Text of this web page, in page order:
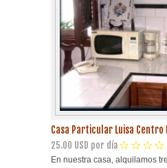
Casa Particular Luisa Centro
25.00 USD por día
En nuestra casa, alquilamos